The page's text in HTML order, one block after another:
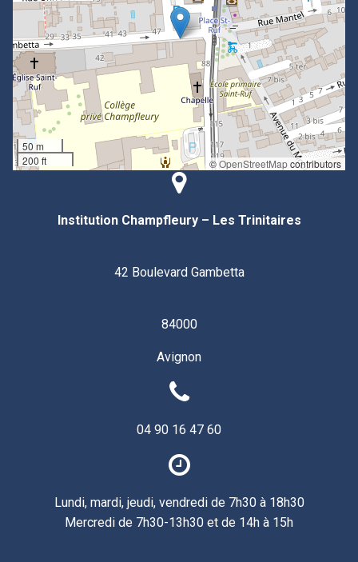
50 m
200 ft
©OpenStreetMapcontributors
Institution Champfleury – Les Trinitaires
42 Boulevard Gambetta
84000
Avignon
04 90 16 47 60
Lundi, mardi, jeudi, vendredi de 7h30 à 18h30
Mercredi de 7h30-13h30 et de 14h à 15h